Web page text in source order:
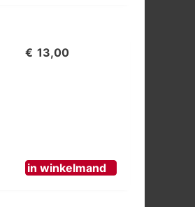
€ 13,00
in winkelmand